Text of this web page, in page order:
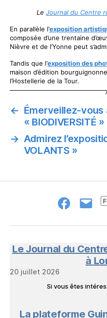
Le Journal du Centre
En parallèle l’exposition
composée d’une trentaine
Nièvre et de l’Yonne peut
Tandis que l’exposition des
maison d’édition
l’Hostellerie de la Tour.
← Émerveillez-vous
« BIODIVERSITÉ »
→ Admirez
VOLANTS »
Groupe
NeL
E-
à
Livres
Le Journal du
à
20 juillet 2026
Si vous êtes
La plateforme